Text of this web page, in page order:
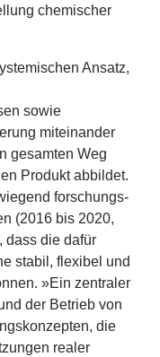
chemischer
Ansatz,
sowie
miteinander
gesamten Weg
Produkt abbildet.
forschungs‑
(2016 bis 2020,
dass die dafür
stabil, flexibel und
»Ein zentraler
der Betrieb von
die
realer